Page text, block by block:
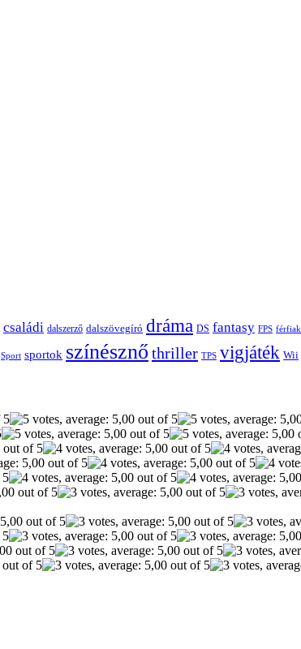
családi dalszerző dalszövegíró dráma DS fantasy FPS férfiak
Sport sportok színésznő thriller TPS vigjáték Wii